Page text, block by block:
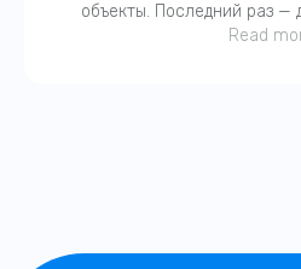
объекты. Последний раз —
после затопления. Read